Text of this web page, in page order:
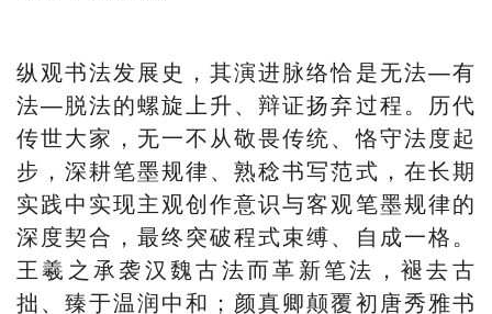
纵观书法发展史，其演进脉络恰是无法—有
法—脱法的螺旋上升、辩证扬弃过程。历代
传世大家，无一不从敬畏传统、恪守法度起
步，深耕笔墨规律、熟稔书写范式，在长期
实践中实现主观创作意识与客观笔墨规律的
深度契合，最终突破程式束缚、自成一格。
王羲之承袭汉魏古法而革新笔法，褪去古
拙、臻于温润中和；颜真卿颠覆初唐秀雅书